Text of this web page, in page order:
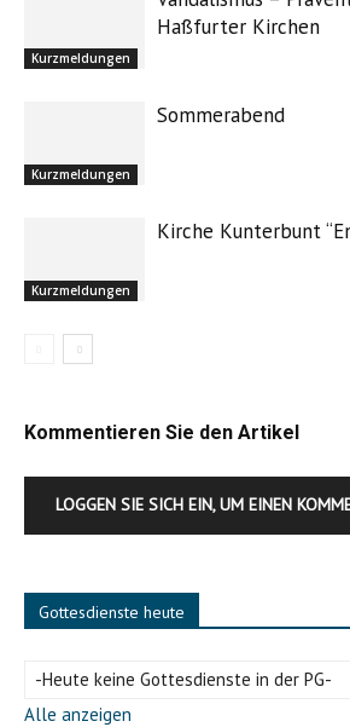
Kurzmeldungen
Haßfurter Kirchen
Kurzmeldungen
Sommerabend
Kurzmeldungen
Kirche Kunterbunt
Kommentieren Sie den Artikel
LOGGEN SIE SICH EIN, UM EINEN
Gottesdienste heute
-Heute keine Gottesdienste in der PG-
Alle anzeigen